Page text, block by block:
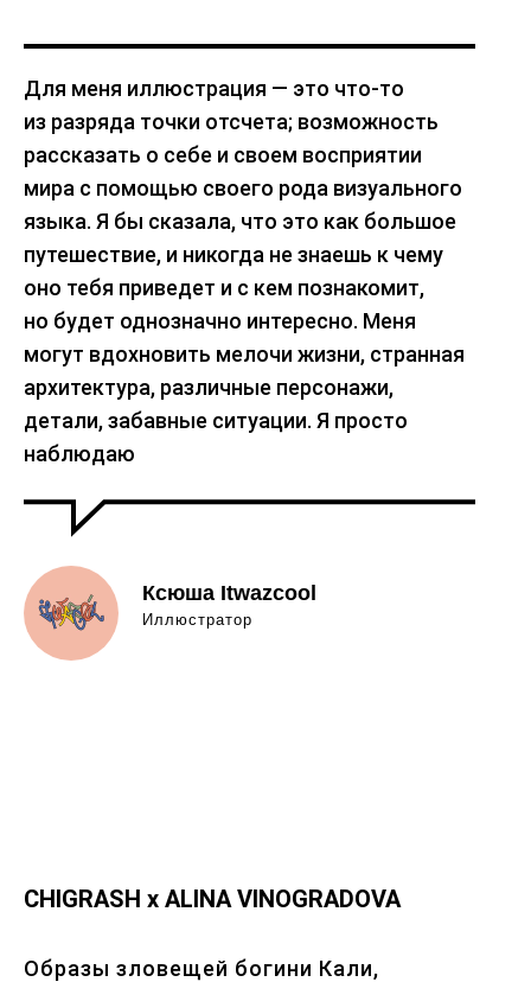
Для меня иллюстрация — это что-то
из разряда точки отсчета; возможность
рассказать о себе и своем восприятии
мира с помощью своего рода визуального
языка. Я бы сказала, что это как большое
путешествие, и никогда не знаешь к чему
оно тебя приведет и с кем познакомит,
но будет однозначно интересно. Меня
могут вдохновить мелочи жизни, странная
архитектура, различные персонажи,
детали, забавные ситуации. Я просто
наблюдаю
Ксюша Itwazcool
Иллюстратор
CHIGRASH x ALINA VINOGRADOVA
Образы зловещей богини Кали,